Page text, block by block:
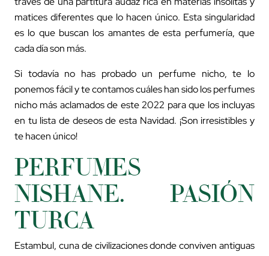
matices diferentes que lo hacen único. Esta singularidad
es lo que buscan los amantes de esta perfumería, que
cada día son más.
Si todavía no has probado un perfume nicho, te lo
ponemos fácil y te contamos cuáles han sido los perfumes
nicho más aclamados de este 2022 para que los incluyas
en tu lista de deseos de esta Navidad. ¡Son irresistibles y
te hacen único!
PERFUMES
NISHANE. PASIÓN
TURCA
Estambul, cuna de civilizaciones donde conviven antiguas